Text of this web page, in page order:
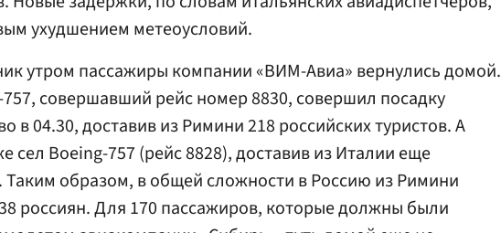
ухудшением метеоусловий.
утром пассажиры компании «ВИМ-Авиа» вернулись домой.
совершавший рейс номер 8830, совершил посадку
в 04.30, доставив из Римини 218 российских туристов. А
сел Boeing-757 (рейс 8828), доставив из Италии еще
Таким образом, в общей сложности в Россию из Римини
россиян. Для 170 пассажиров, которые должны были